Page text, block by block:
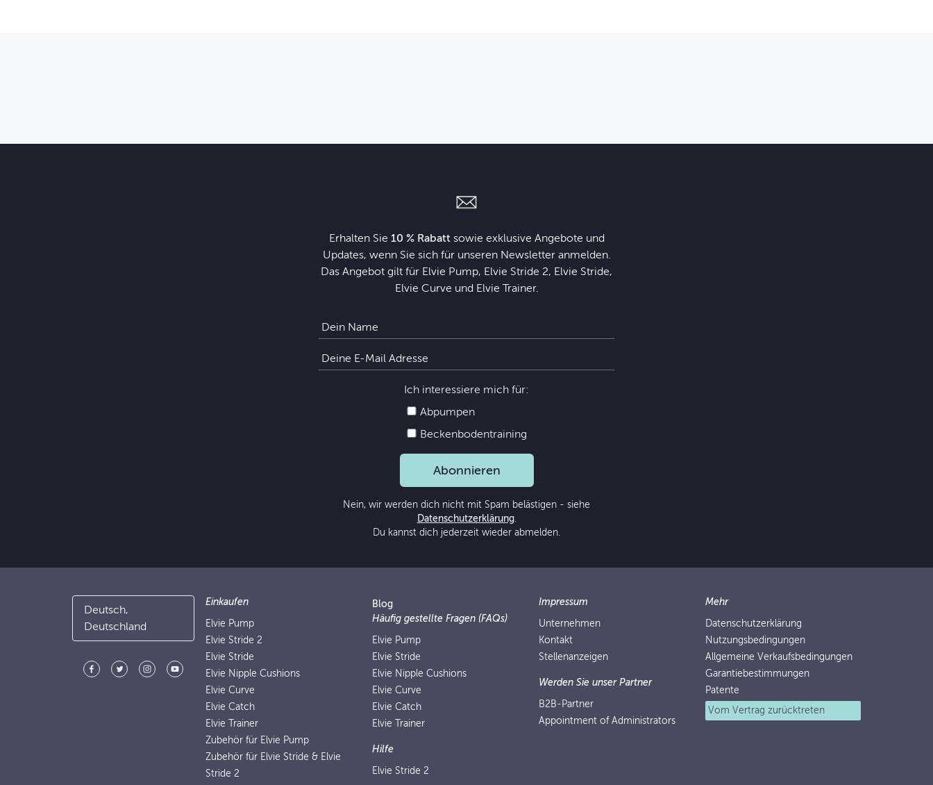
Erhalten Sie 10 % Rabattsowie exklusive Angebote und
Updates, wenn Sie sich für unseren Newsletter anmelden.
Das Angebot gilt für Elvie Pump, Elvie Stride 2, Elvie Stride,
Elvie Curve und Elvie Trainer.
Ich interessiere mich für:
Abpumpen
Beckenbodentraining
Abonnieren
Nein, wir werden dich nicht mit Spam belästigen - siehe
Datenschutzerklärung.
Du kannst dich jederzeit wieder abmelden.
Deutsch,
Deutschland
Einkaufen
Elvie Pump
Elvie Stride 2
Elvie Stride
Elvie Nipple Cushions
Elvie Curve
Elvie Catch
Elvie Trainer
Zubehör für Elvie Pump
Zubehör für Elvie Stride & Elvie
Stride 2
Blog
Häufig gestellte Fragen (FAQs)
Elvie Pump
Elvie Stride
Elvie Nipple Cushions
Elvie Curve
Elvie Catch
Elvie Trainer
Hilfe
Elvie Stride 2
Impressum
Unternehmen
Kontakt
Stellenanzeigen
Werden Sie unser Partner
B2B-Partner
Appointment of Administrators
Mehr
Datenschutzerklärung
Nutzungsbedingungen
Allgemeine Verkaufsbedingungen
Garantiebestimmungen
Patente
Vom Vertrag zurücktreten